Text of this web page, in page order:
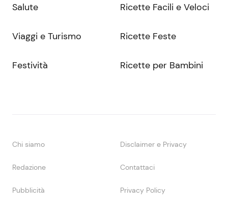
Salute
Viaggi e Turismo
Festività
Ricette Facili e Veloci
Ricette Feste
Ricette per Bambini
Chi siamo Disclaimer e Privacy
Redazione Contattaci
Pubblicità Privacy Policy